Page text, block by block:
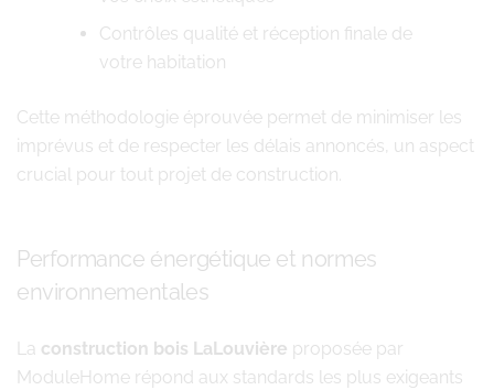
Contrôles qualité et réception finale de
votre habitation
Cette méthodologie éprouvée permet de minimiser les
imprévus et de respecter les délais annoncés, un aspect
crucial pour tout projet de construction.
Performance énergétique et normes
environnementales
La construction bois LaLouvière proposée par
ModuleHome répond aux standards les plus exigeants